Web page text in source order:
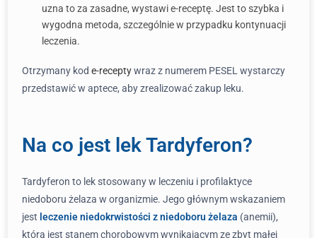
uzna to za zasadne, wystawi e-receptę. Jest to szybka i
wygodna metoda, szczególnie w przypadku kontynuacji
leczenia.
Otrzymany kod e-receptywraz z numerem PESEL wystarczy
przedstawić w aptece, aby zrealizować zakup leku.
Na co jest lek Tardyferon?
Tardyferon to lek stosowany w leczeniu i profilaktyce
niedoboru żelaza w organizmie. Jego głównym wskazaniem
jest leczenie niedokrwistości z niedoboru żelaza (anemii),
która jest stanem chorobowym wynikającym ze zbyt małej